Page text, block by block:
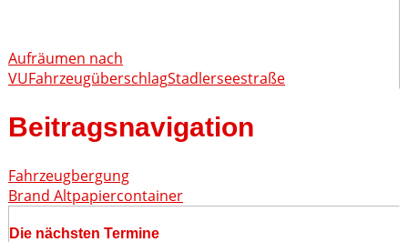
Aufräumen nach
VUFahrzeugüberschlagStadlerseestraße
Beitragsnavigation
Fahrzeugbergung
Brand Altpapiercontainer
Die nächsten Termine